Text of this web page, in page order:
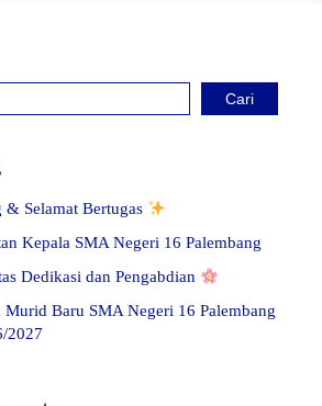
Cari
& Selamat Bertugas
Kepala SMA Negeri 16 Palembang
Dedikasi dan Pengabdian
Murid Baru SMA Negeri 16 Palembang
2027